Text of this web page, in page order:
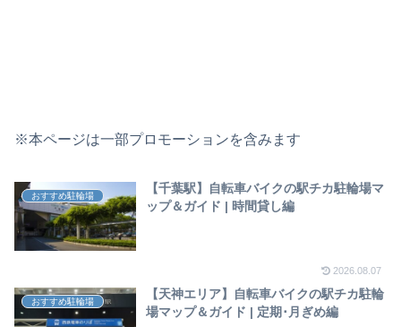
※本ページは一部プロモーションを含みます
おすすめ駐輪場
【千葉駅】自転車バイクの駅チカ駐輪場マ
ップ＆ガイド | 時間貸し編
2026.08.07
おすすめ駐輪場
【天神エリア】自転車バイクの駅チカ駐輪
場マップ＆ガイド | 定期･月ぎめ編